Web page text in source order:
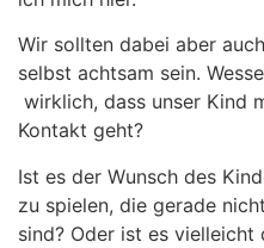
Wir sollten dabei aber
selbst achtsam sein.
wirklich, dass unser Kind
Kontakt geht?
Ist es der Wunsch des
zu spielen, die gerade
sind? Oder ist es vielleicht